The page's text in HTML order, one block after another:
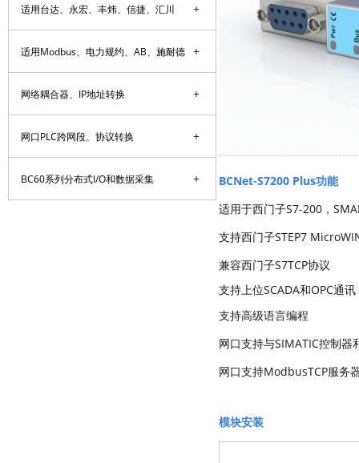
适用台达、永宏、丰炜、信捷、汇川 +
适用Modbus、电力规约、AB、施耐德 +
网络耦合器、IP地址转换 +
网口PLC跨网段、协议转换 +
BC60系列分布式I/O和数据采集 +
BCNet-S7200 Plus功能
适用于西门子S7-200，
支持西门子STEP7
兼容西门子S7TCP协议
支持上位SCADA和OPC通讯
支持高级语言编程
网口支持与SIMATIC控制器
网口支持ModbusTCP服务
模块安装